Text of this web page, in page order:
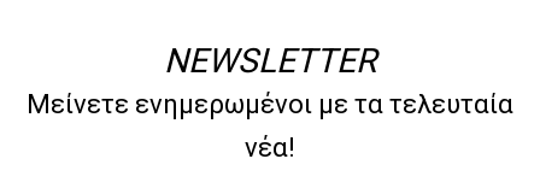
08:47
10-02-2026 Διαρκής Επιτροπή Μορφωτικών
Υποθέσεων
NEWSLETTER
Μείνετε ενημερωμένοι με τα τελευταία
νέα!